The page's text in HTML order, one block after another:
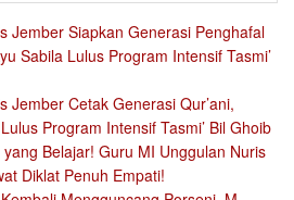
Jember Siapkan Generasi Penghafal
Sabila Lulus Program Intensif Tasmi’
Jember Cetak Generasi Qur’ani,
Program Intensif Tasmi’ Bil Ghoib
Belajar! Guru MI Unggulan Nuris
Diklat Penuh Empati!